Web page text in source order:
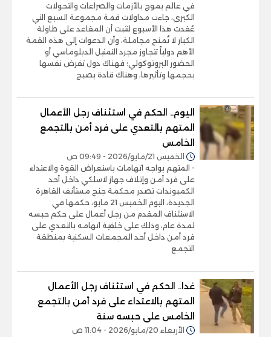
في عالم يموج بالأزمات والصراعات والتحولات
الكبرى، جاءت مداولات قمة مجموعة السبع التي
عُقدت هذا الأسبوع لتثبت أن المقاعد على طاولة
الكبار لا تُمنح مجاملة، وأن الدعوات إلى هذه القمة
الأهم دولياً تتجاوز مجرد التمثيل الدبلوماسي أو
الحضور البروتوكولي؛ فهناك دول تفرض نفسها
بحجمها وتأثيرها، وهناك قادة يصبح
اليوم.. الحكم في استئناف رجل الأعمال
المتهم بالتعدي على فرد أمن بالتجمع
الخامس
الخميس 21/مايو/2026 - 09:49 ص
- المتهم يواجه اتهامات باستعراض القوة والاعتداء
على فرد أمن وإتلاف جهاز لاسلكي داخل أحد
الكمبوندات تصدر محكمة جنح مستأنف القاهرة
الجديدة، اليوم الخميس 21 مايو، حكمها في
الاستئناف المقدم من رجل أعمال على حكم حبسه
لمدة عام، وذلك على خلفية اتهامه بالتعدي على
فرد أمن داخل أحد المجمعات السكنية بمنطقة
التجمع
غدا.. الحكم في استئناف رجل الأعمال
المتهم بالاعتداء على فرد أمن بالتجمع
الخامس على حبسه سنة
الأربعاء 20/مايو/2026 - 11:04 ص